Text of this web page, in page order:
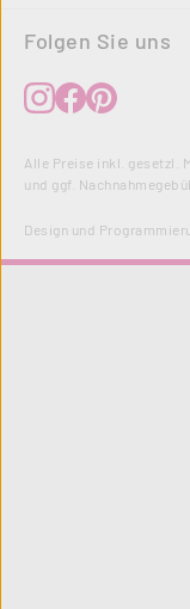
Folgen Sie uns
Alle Preise inkl. gesetzl.
und ggf.
Design und